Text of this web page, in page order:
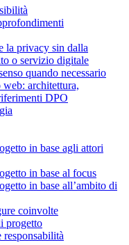
la privacy sin dalla
o servizio digitale
quando necessario
architettura,
DPO
in base agli attori
in base al focus
in base all’ambito di
coinvolte
progetto